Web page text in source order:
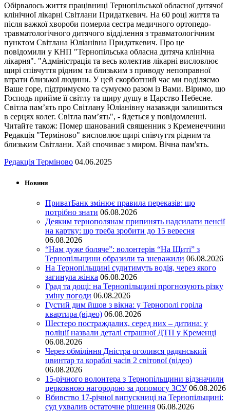
Обірвалось життя працівниці Тернопільської обласної дитячої
клінічної лікарні Світлани Придаткевич. На 60 році життя та
після важкої хвороби померла сестра медичного ортопедо-
травматологічного дитячого відділення з травматологічним
пунктом Світлана Юліанівна Придаткевич. Про це
повідомили у КНП "Тернопільська обласна дитяча клінічна
лікарня". "Адміністрація та весь колектив лікарні висловлює
щирі співчуття рідним та близьким з приводу непоправної
втрати близької людини. У цей скорботний час ми поділяємо
Ваше горе, підтримуємо та сумуємо разом із Вами. Віримо, що
Господь прийме її світлу та щиру душу в Царство Небесне.
Світла пам’ять про Світлану Юліанівну назавжди залишиться
в серцях колег. Світла пам’ять", - йдеться у повідомленні.
Читайте також: Помер шанований священник з Кременеччини
Редакція "Терміново" висловлює щирі співчуття рідним та
близьким Світлани. Хай спочиває з миром. Вічна пам'ять.
Редакція Терміново 04.06.2025
Новини
ПриватБанк змінює правила переказів: що
потрібно знати 06.08.2026
Деяким тернополянам припинять надсилати пенсії
на картку: що треба зробити до 15 вересня
06.08.2026
“Нам дуже боляче”: волонтерів “На Щиті” з
Тернопільщини образили та зневажили 06.08.2026
На Тернопільщині судитимуть водія, через якого
загинула жінка 06.08.2026
Град та дощі: на Тернопільщині прогнозують різку
зміну погоди 06.08.2026
Густий дим йшов з вікна: у Тернополі горіла
квартира (відео) 06.08.2026
Шестеро постраждалих, серед них – дитина: у
поліції назвали деталі страшної ДТП у Кременці
06.08.2026
Через обміління Дністра оголився радянський
цвинтар та кораблі часів 2 світової (відео)
06.08.2026
15-річного волонтера з Тернопільщини відзначили
церковною нагородою за допомогу ЗСУ 06.08.2026
Вбивство 17-річної випускниці на Тернопільщині:
суд ухвалив остаточне рішення 06.08.2026